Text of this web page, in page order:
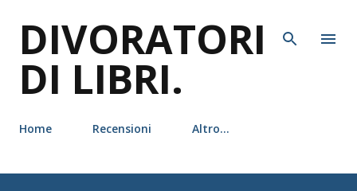
DIVORATORI
DI LIBRI.
Home Recensioni Altro…